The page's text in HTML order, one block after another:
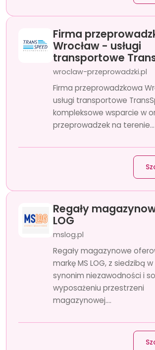
Firma
Wrocław - usługi
transportowe
wroclaw-przeprowadzki.pl
Firma przeprowadzkowa
usługi transportowe
kompleksowe wsparcie w
przeprowadzek na terenie...
Regały
LOG
mslog.pl
Regały magazynowe
markę MS LOG, z siedzibą
synonim niezawodności i
wyposażeniu przestrzeni
magazynowej....